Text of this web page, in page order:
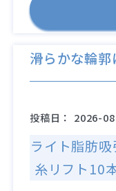
滑らかな輪郭
投稿日： 2026-
ライト脂肪
糸リフト10